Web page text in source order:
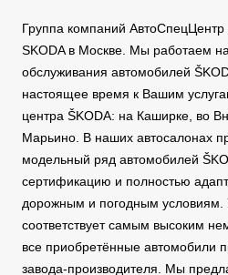
Группа компаний
SKODA в Москве. Мы работаем
обслуживания автомобилей
настоящее время к Вашим
центра ŠKODA: на Каширке, во
Марьино. В наших автосалонах
модельный ряд автомобилей
сертификацию и полностью
дорожным и погодным условиям.
соответствует самым высоким
все приобретённые автомобили
завода-производителя. Мы